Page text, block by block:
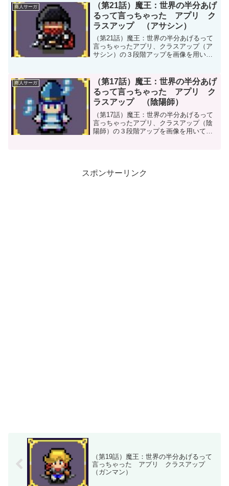
商人サーガ
（第21話）魔王：世界の半分あげ
るって言っちゃった アプリ ク
ラスアップ （アサシン）
（第21話）魔王：世界の半分あげるって
言っちゃったアプリ、クラスアップ（ア
サシン）の３段階アップを画像を用いて
す。
商人サーガ
（第17話）魔王：世界の半分あげ
るって言っちゃった アプリ ク
ラスアップ （陰陽師）
（第17話）魔王：世界の半分あげるって
言っちゃったアプリ、クラスアップ（陰
陽師）の３段階アップを画像を用いて紹
スポンサーリンク
（第19話）魔王：世界の半分あげるって
言っちゃった アプリ クラスアップ
（ガンマン）